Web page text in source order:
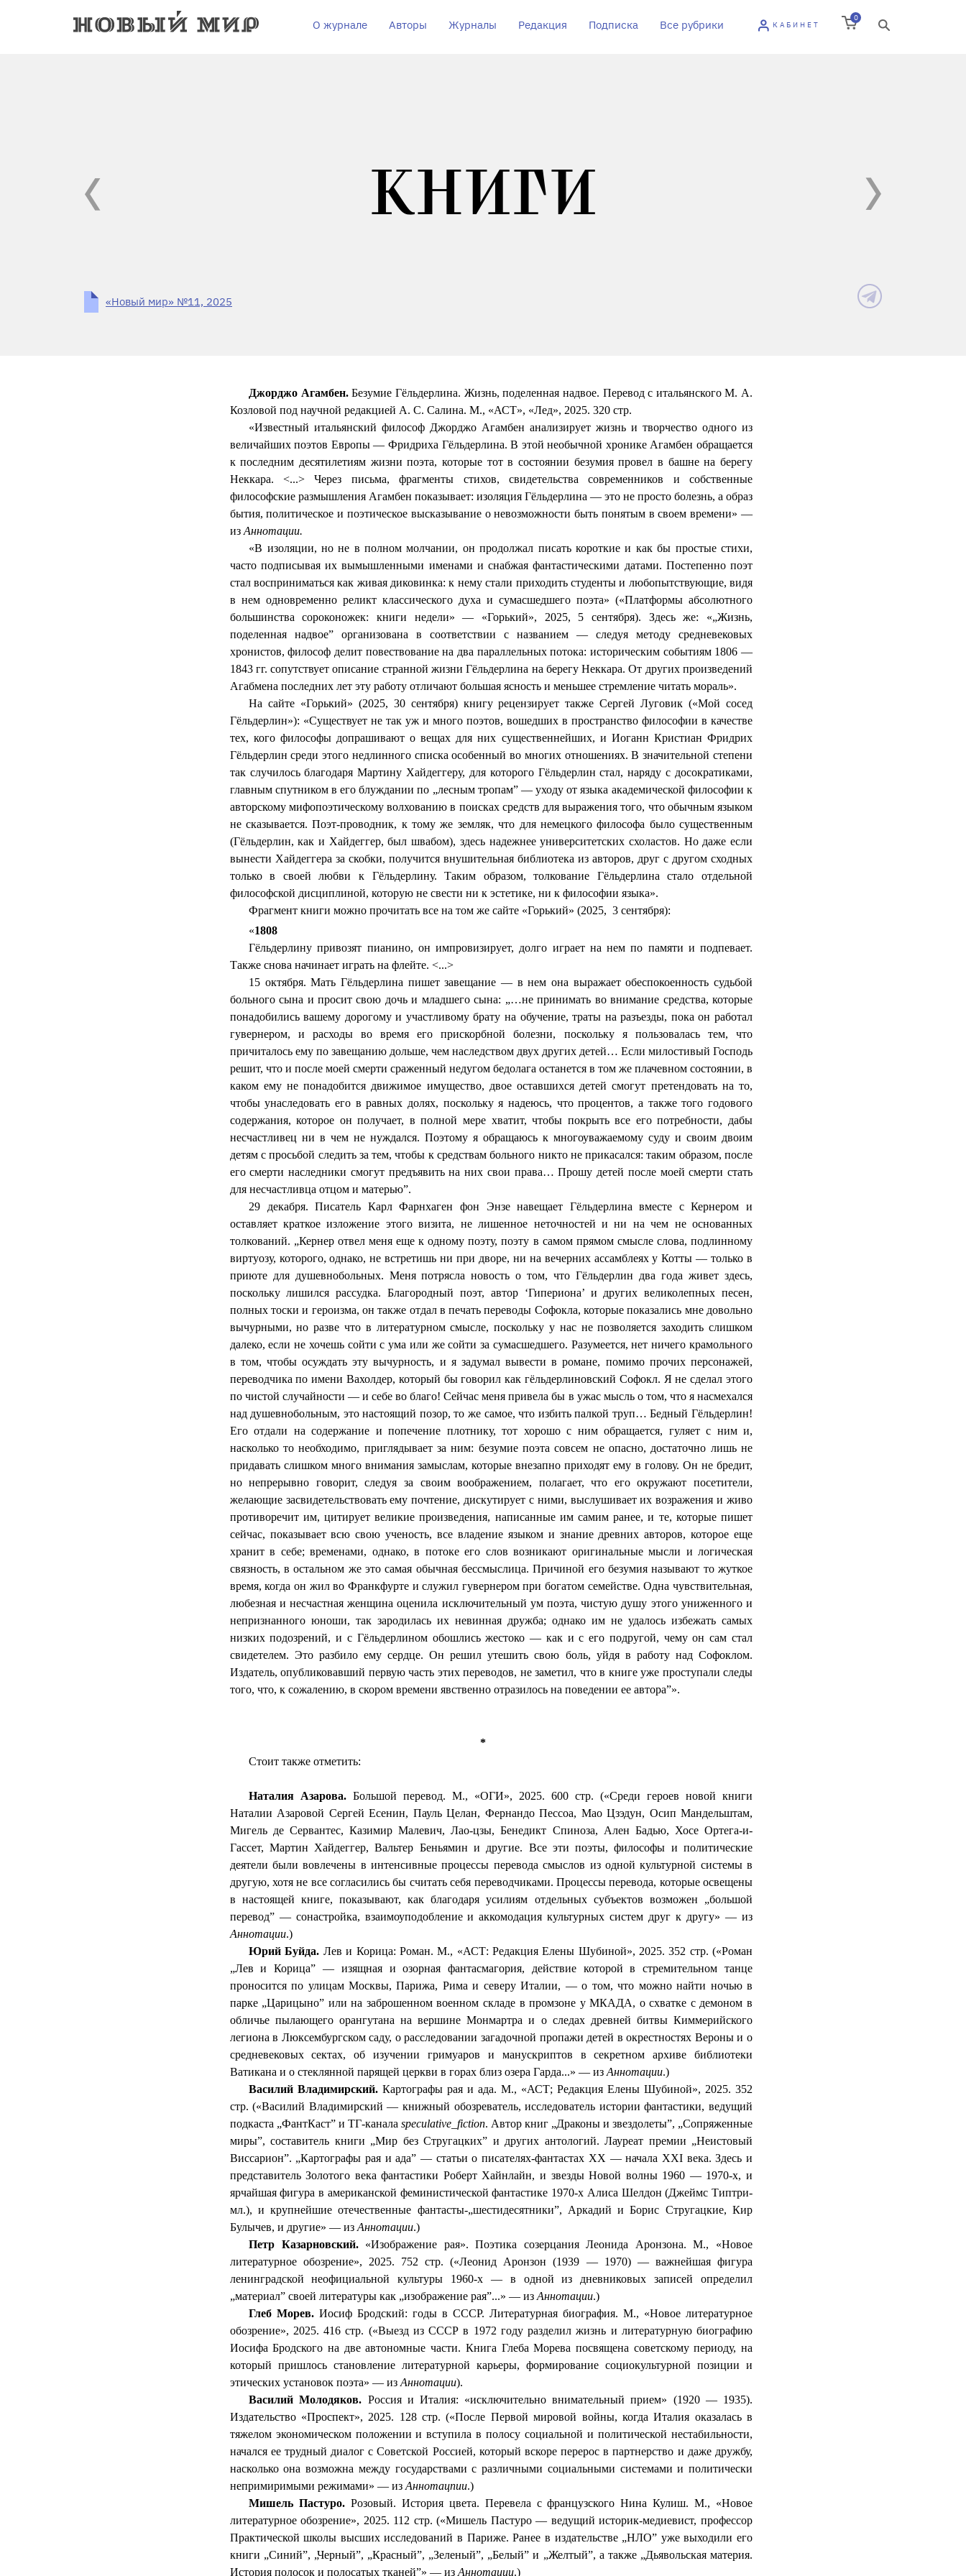
О журнале Авторы Журналы Редакция Подписка Все рубрики КАБИНЕТ
0
КНИГИ
«Новый мир» №11, 2025
Джорджо Агамбен.БезумиеГёльдерлина. Жизнь, поделенная надвое. Перевод с итальянского М. А.
Козловой под научной редакцией А. С. Салина. М., «АСТ», «Лед», 2025. 320 стр.
«Известный итальянский философ Джорджо Агамбен анализирует жизнь и творчество одного из
величайших поэтов Европы — Фридриха Гёльдерлина. В этой необычной хронике Агамбен обращается
к последним десятилетиям жизни поэта, которые тот в состоянии безумия провел в башне на берегу
Неккара. <...> Через письма, фрагменты стихов, свидетельства современников и собственные
философские размышления Агамбен показывает: изоляция Гёльдерлина — это не просто болезнь, а образ
бытия, политическое и поэтическое высказывание о невозможности быть понятым в своем времени» —
из Аннотации.
«В изоляции, но не в полном молчании, он продолжал писать короткие и как бы простые стихи,
часто подписывая их вымышленными именами и снабжая фантастическими датами. Постепенно поэт
стал восприниматься как живая диковинка: к нему стали приходить студенты и любопытствующие, видя
в нем одновременно реликт классического духа и сумасшедшего поэта» («Платформы абсолютного
большинства сороконожек: книги недели» — «Горький», 2025, 5 сентября). Здесь же: «„Жизнь,
поделенная надвое” организована в соответствии с названием — следуя методу средневековых
хронистов, философ делит повествование на два параллельных потока: историческим событиям 1806 —
1843 гг. сопутствует описание странной жизниГёльдерлина на берегуНеккара. От других произведений
Агабмена последних лет эту работу отличают большая ясность и меньшее стремление читать мораль».
На сайте «Горький» (2025, 30 сентября) книгу рецензирует также Сергей Луговик («Мой сосед
Гёльдерлин»): «Существует не так уж и много поэтов, вошедших в пространство философии в качестве
тех, кого философы допрашивают о вещах для них существеннейших, и Иоганн Кристиан Фридрих
Гёльдерлин среди этого недлинного списка особенный во многих отношениях. В значительной степени
так случилось благодаря Мартину Хайдеггеру, для которого Гёльдерлин стал, наряду с досократиками,
главным спутником в его блуждании по „лесным тропам” — уходу от языка академической философии к
авторскому мифопоэтическому волхованию в поисках средств для выражения того, что обычным языком
не сказывается. Поэт-проводник, к тому же земляк, что для немецкого философа было существенным
(Гёльдерлин, как и Хайдеггер, был швабом), здесь надежнее университетских схоластов. Но даже если
вынести Хайдеггера за скобки, получится внушительная библиотека из авторов, друг с другом сходных
только в своей любви к Гёльдерлину. Таким образом, толкование Гёльдерлина стало отдельной
философской дисциплиной, которую не свести ни к эстетике, ни к философии языка».
Фрагмент книги можно прочитать все на том же сайте «Горький» (2025, 3 сентября):
«1808
Гёльдерлину привозят пианино, он импровизирует, долго играет на нем по памяти и подпевает.
Также снова начинает играть на флейте. <...>
15 октября. МатьГёльдерлина пишет завещание — в нем она выражает обеспокоенность судьбой
больного сына и просит свою дочь и младшего сына: „…не принимать во внимание средства, которые
понадобились вашему дорогому и участливому брату на обучение, траты на разъезды, пока он работал
гувернером, и расходы во время его прискорбной болезни, поскольку я пользовалась тем, что
причиталось ему по завещанию дольше, чем наследством двух других детей… Если милостивый Господь
решит, что и после моей смерти сраженный недугом бедолага останется в том же плачевном состоянии, в
каком ему не понадобится движимое имущество, двое оставшихся детей смогут претендовать на то,
чтобы унаследовать его в равных долях, поскольку я надеюсь, что процентов, а также того годового
содержания, которое он получает, в полной мере хватит, чтобы покрыть все его потребности, дабы
несчастливец ни в чем не нуждался. Поэтому я обращаюсь к многоуважаемому суду и своим двоим
детям с просьбой следить за тем, чтобы к средствам больного никто не прикасался: таким образом, после
его смерти наследники смогут предъявить на них свои права… Прошу детей после моей смерти стать
для несчастливца отцом и матерью”.
29 декабря. Писатель КарлФарнхаген фон Энзенавещает Гёльдерлина вместе с Кернером и
оставляет краткое изложение этого визита, не лишенное неточностей и ни на чем не основанных
толкований. „Кернер отвел меня еще к одному поэту, поэту в самом прямом смысле слова, подлинному
виртуозу, которого, однако, не встретишь ни при дворе, ни на вечерних ассамблеях уКотты — только в
приюте для душевнобольных. Меня потрясла новость о том, чтоГёльдерлин два года живет здесь,
поскольку лишился рассудка. Благородный поэт, автор ‘Гипериона’ и других великолепных песен,
полных тоски и героизма, он также отдал в печать переводы Софокла, которые показались мне довольно
вычурными, но разве что в литературном смысле, поскольку у нас не позволяется заходить слишком
далеко, если не хочешь сойти с ума или же сойти за сумасшедшего. Разумеется, нет ничего крамольного
в том, чтобы осуждать эту вычурность, и я задумал вывести в романе, помимо прочих персонажей,
переводчика по имениВахолдер, который быговорил какгёльдерлиновский Софокл. Я не сделал этого
по чистой случайности — и себе во благо! Сейчас меня привела бы в ужас мысль о том, что я насмехался
над душевнобольным, это настоящий позор, то же самое, что избить палкой труп… Бедный Гёльдерлин!
Его отдали на содержание и попечение плотнику, тот хорошо с ним обращается, гуляет с ним и,
насколько то необходимо, приглядывает за ним: безумие поэта совсем не опасно, достаточно лишь не
придавать слишком много внимания замыслам, которые внезапно приходят ему в голову. Он не бредит,
но непрерывно говорит, следуя за своим воображением, полагает, что его окружают посетители,
желающие засвидетельствовать ему почтение, дискутирует с ними, выслушивает их возражения и живо
противоречит им, цитирует великие произведения, написанные им самим ранее, и те, которые пишет
сейчас, показывает всю свою ученость, все владение языком и знание древних авторов, которое еще
хранит в себе; временами, однако, в потоке его слов возникают оригинальные мысли и логическая
связность, в остальном же это самая обычная бессмыслица. Причиной его безумия называют то жуткое
время, когда он жил во Франкфурте и служил гувернером при богатом семействе. Одна чувствительная,
любезная и несчастная женщина оценила исключительный ум поэта, чистую душу этого униженного и
непризнанного юноши, так зародилась их невинная дружба; однако им не удалось избежать самых
низких подозрений, и с Гёльдерлиномобошлись жестоко — как и с его подругой, чему он сам стал
свидетелем. Это разбило ему сердце. Он решил утешить свою боль, уйдя в работу над Софоклом.
Издатель, опубликовавший первую часть этих переводов, не заметил, что в книге уже проступали следы
того, что, к сожалению, в скором времени явственно отразилось на поведении ее автора”».
*
Стоит также отметить:
Наталия Азарова. Большой перевод. М., «ОГИ», 2025. 600 стр. («Среди героев новой книги
Наталии Азаровой Сергей Есенин, ПаульЦелан, ФернандоПессоа, Мао Цзэдун, Осип Мандельштам,
Мигель де Сервантес, Казимир Малевич,Лао-цзы, Бенедикт Спиноза, Ален Бадью, ХосеОртега-и-
Гассет, Мартин Хайдеггер, Вальтер Беньямин и другие. Все эти поэты, философы и политические
деятели были вовлечены в интенсивные процессы перевода смыслов из одной культурной системы в
другую, хотя не все согласились бы считать себя переводчиками. Процессы перевода, которые освещены
в настоящей книге, показывают, как благодаря усилиям отдельных субъектов возможен „большой
перевод” — сонастройка, взаимоуподоблениеи аккомодация культурных систем друг к другу» — из
Аннотации.)
Юрий Буйда. Лев и Корица: Роман. М., «АСТ: Редакция Елены Шубиной», 2025. 352 стр. («Роман
„Лев и Корица” — изящная и озорная фантасмагория, действие которой в стремительном танце
проносится по улицам Москвы, Парижа, Рима и северу Италии, — о том, что можно найти ночью в
парке „Царицыно” или на заброшенном военном складе впромзоне у МКАДА, о схватке с демоном в
обличье пылающего орангутана на вершине Монмартра и о следах древней битвы Киммерийского
легиона в Люксембургском саду, о расследовании загадочной пропажи детей в окрестностях Вероны и о
средневековых сектах, об изучении гримуаров и манускриптов в секретном архиве библиотеки
Ватикана и о стеклянной парящей церкви в горах близ озера Гарда...» — из Аннотации.)
Василий Владимирский.Картографы рая и ада. М., «АСТ; Редакция Елены Шубиной», 2025. 352
стр. («Василий Владимирский — книжный обозреватель, исследователь истории фантастики, ведущий
подкаста „ФантКаст” и ТГ-канала speculative_fiction. Автор книг „Драконы и звездолеты”, „Сопряженные
миры”, составитель книги „Мир без Стругацких” и других антологий. Лауреат премии „Неистовый
Виссарион”. „Картографы рая и ада” — статьи о писателях-фантастах XX — начала XXI века. Здесь и
представитель Золотого века фантастики Роберт Хайнлайн, и звезды Новой волны 1960 — 1970-х, и
ярчайшая фигура в американской феминистической фантастике 1970-х Алиса Шелдон (Джеймс Типтри-
мл.), и крупнейшие отечественные фантасты-„шестидесятники”, Аркадий и Борис Стругацкие, Кир
Булычев, и другие» — из Аннотации.)
Петр Казарновский. «Изображение рая». Поэтика созерцания Леонида Аронзона. М., «Новое
литературное обозрение», 2025. 752 стр. («Леонид Аронзон (1939 — 1970) — важнейшая фигура
ленинградской неофициальной культуры 1960-х — в одной из дневниковых записей определил
„материал” своей литературы как „изображение рая”...» — из Аннотации.)
ГлебМорев. Иосиф Бродский: годы в СССР. Литературная биография. М., «Новое литературное
обозрение», 2025. 416 стр. («Выезд из СССР в 1972 году разделил жизнь и литературную биографию
Иосифа Бродского на две автономные части. Книга ГлебаМорева посвящена советскому периоду, на
который пришлось становление литературной карьеры, формирование социокультурной позиции и
этических установок поэта» — из Аннотации).
ВасилийМолодяков. Россия и Италия: «исключительно внимательный прием» (1920 — 1935).
Издательство «Проспект», 2025. 128 стр. («После Первой мировой войны, когда Италия оказалась в
тяжелом экономическом положении и вступила в полосу социальной и политической нестабильности,
начался ее трудный диалог с Советской Россией, который вскоре перерос в партнерство и даже дружбу,
насколько она возможна между государствами с различными социальными системами и политически
непримиримыми режимами» — из Аннотацпии.)
МишельПастуро. Розовый. История цвета. Перевела с французского Нина Кулиш. М., «Новое
литературное обозрение», 2025. 112 стр. («Мишель Пастуро— ведущий историк-медиевист, профессор
Практической школы высших исследований в Париже. Ранее в издательстве „НЛО” уже выходили его
книги „Синий”, „Черный”, „Красный”, „Зеленый”, „Белый” и „Желтый”, а также „Дьявольская материя.
История полосок и полосатых тканей”» — из Аннотации.)